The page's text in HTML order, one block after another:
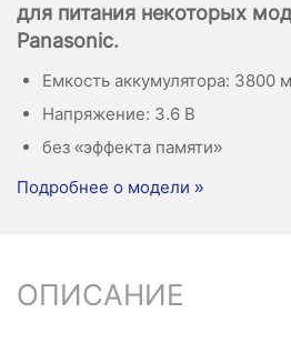
для питания некоторых
Panasonic.
Емкость аккумулятора: 3800
Напряжение: 3.6 В
без «эффекта памяти»
Подробнее о модели »
ОПИСАНИЕ